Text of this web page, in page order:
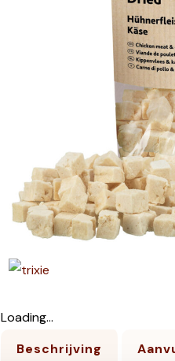
Loading...
Beschrijving